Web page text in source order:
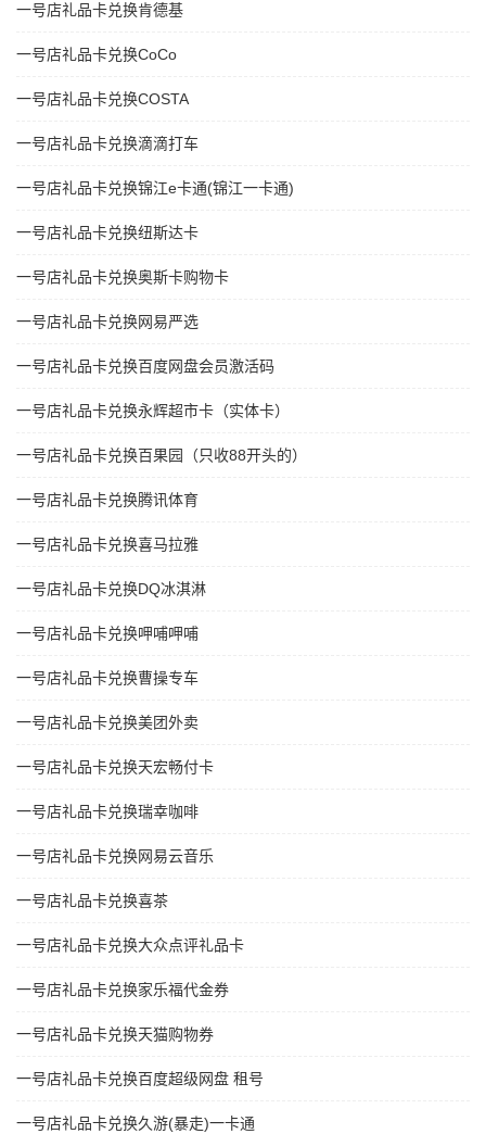
一号店礼品卡兑换肯德基
一号店礼品卡兑换CoCo
一号店礼品卡兑换COSTA
一号店礼品卡兑换滴滴打车
一号店礼品卡兑换锦江e卡通(锦江一卡通)
一号店礼品卡兑换纽斯达卡
一号店礼品卡兑换奥斯卡购物卡
一号店礼品卡兑换网易严选
一号店礼品卡兑换百度网盘会员激活码
一号店礼品卡兑换永辉超市卡（实体卡）
一号店礼品卡兑换百果园（只收88开头的）
一号店礼品卡兑换腾讯体育
一号店礼品卡兑换喜马拉雅
一号店礼品卡兑换DQ冰淇淋
一号店礼品卡兑换呷哺呷哺
一号店礼品卡兑换曹操专车
一号店礼品卡兑换美团外卖
一号店礼品卡兑换天宏畅付卡
一号店礼品卡兑换瑞幸咖啡
一号店礼品卡兑换网易云音乐
一号店礼品卡兑换喜茶
一号店礼品卡兑换大众点评礼品卡
一号店礼品卡兑换家乐福代金券
一号店礼品卡兑换天猫购物券
一号店礼品卡兑换百度超级网盘 租号
一号店礼品卡兑换久游(暴走)一卡通